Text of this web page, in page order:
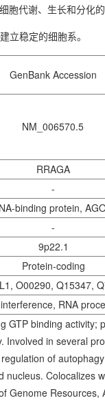
胞代谢、生长和分化的
立稳定的细胞系。
GenBank Accession
NM_006570.5
RRAGA
-
binding protein,
-
9p22.1
Protein-coding
O00290, Q15347,
RNA
GTP binding activity;
Involved in several
of
Colocalizes
Genome Resources,